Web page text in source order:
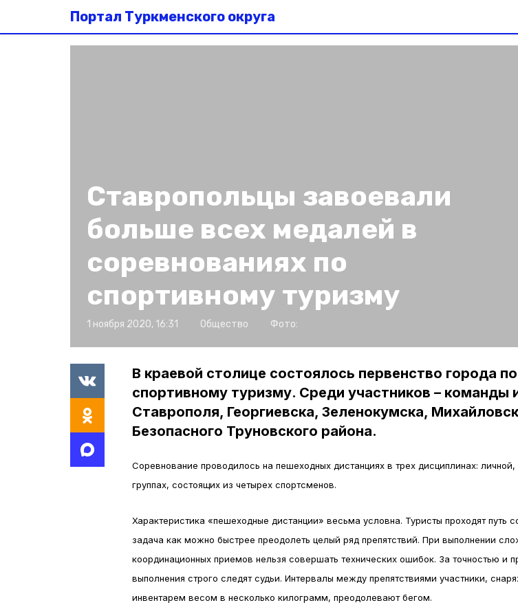
Портал Туркменского округа
Ставропольцы завоевали
больше всех медалей в
соревнованиях по
спортивному туризму
1 ноября 2020, 16:31 Общество Фото:
В краевой столице состоялось первенство города по
спортивному туризму. Среди участников – команды
Ставрополя, Георгиевска, Зеленокумска,
Безопасного Труновского района.
Соревнование проводилось на пешеходных дистанциях в трех дисциплинах: личной,
группах, состоящих из четырех спортсменов.
Характеристика «пешеходные дистанции» весьма условна. Туристы проходят путь
задача как можно быстрее преодолеть целый ряд препятствий. При выполнении
координационных приемов нельзя совершать технических ошибок. За точностью и
выполнения строго следят судьи. Интервалы между препятствиями участники,
инвентарем весом в несколько килограмм, преодолевают бегом.